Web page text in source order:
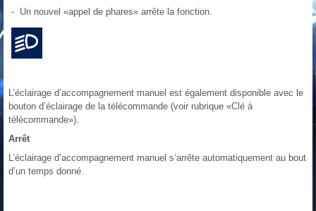
- Un nouvel «appel de phares» arrête la fonction.
L’éclairage d’accompagnement manuel est également disponible avec le
bouton d’éclairage de la télécommande (voir rubrique «Clé à
télécommande»).
Arrêt
L’éclairage d’accompagnement manuel s’arrête automatiquement au bout
d’un temps donné.